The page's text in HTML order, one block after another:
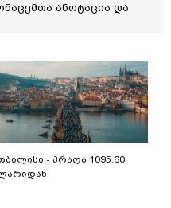
ანოტაცია და
- პრაღა 1095.60